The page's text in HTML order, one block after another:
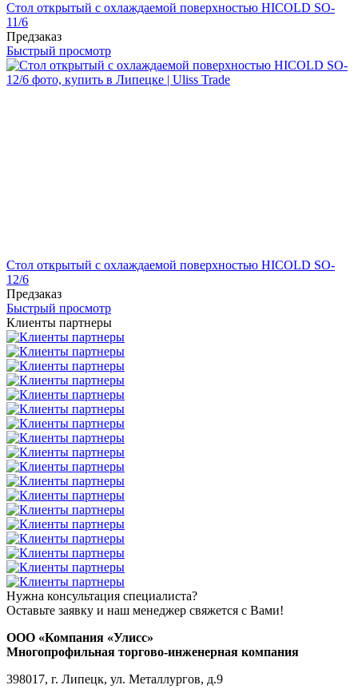
Стол открытый с охлаждаемой поверхностью HICOLD SO-
11/6
Предзаказ
Быстрый просмотр
Стол открытый с охлаждаемой поверхностью HICOLD SO-
12/6
Предзаказ
Быстрый просмотр
Клиенты партнеры
Нужна консультация специалиста?
Оставьте заявку и наш менеджер свяжется с Вами!
ООО «Компания «Улисс»
Многопрофильная торгово-инженерная компания
398017, г. Липецк, ул. Металлургов, д.9